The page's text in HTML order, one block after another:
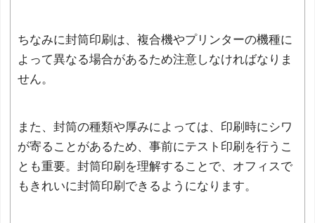
ちなみに封筒印刷は、複合機やプリンターの機種に
よって異なる場合があるため注意しなければなりま
せん。
また、封筒の種類や厚みによっては、印刷時にシワ
が寄ることがあるため、事前にテスト印刷を行うこ
とも重要。封筒印刷を理解することで、オフィスで
もきれいに封筒印刷できるようになります。